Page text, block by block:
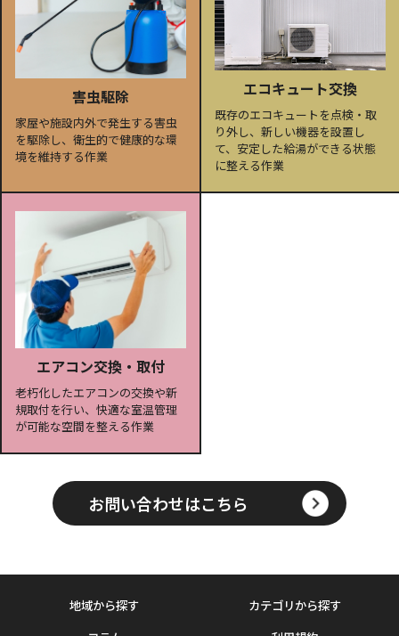
害虫駆除
家屋や施設内外で発生する害虫
を駆除し、衛生的で健康的な環
境を維持する作業
エコキュート交換
既存のエコキュートを点検・取
り外し、新しい機器を設置し
て、安定した給湯ができる状態
に整える作業
エアコン交換・取付
老朽化したエアコンの交換や新
規取付を行い、快適な室温管理
が可能な空間を整える作業
お問い合わせはこちら
地域から探す
カテゴリから探す